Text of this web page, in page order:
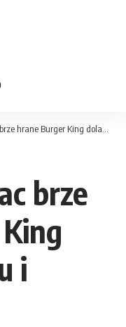
Burger King dolazi u Bosnu i Hercegovinu
brze
i